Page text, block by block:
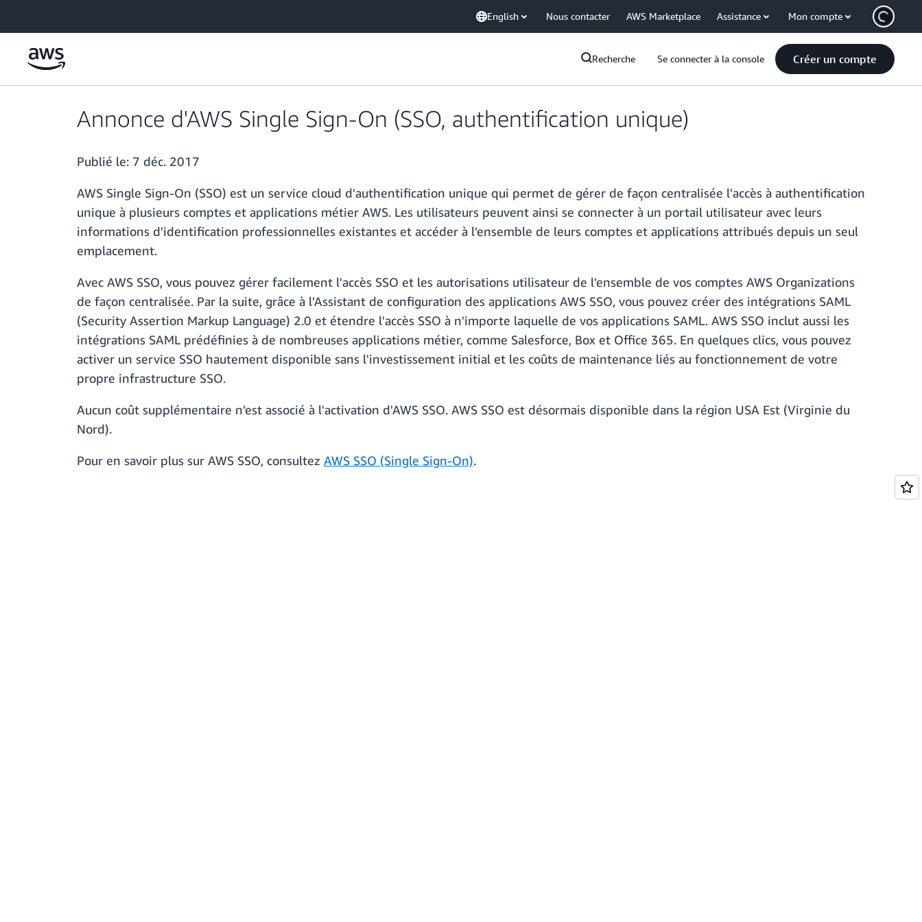
English Nous contacter AWS Marketplace Assistance Mon compte
Recherche Se connecter à la console Créer un compte
Annonce d'AWS Single Sign-On (SSO, authentification unique)
Publié le: 7 déc. 2017
AWS Single Sign-On (SSO) est un service cloud d'authentification unique qui permet de gérer de façon centralisée l'accès à authentification
unique à plusieurs comptes et applications métier AWS. Les utilisateurs peuvent ainsi se connecter à un portail utilisateur avec leurs
informations d'identification professionnelles existantes et accéder à l'ensemble de leurs comptes et applications attribués depuis un seul
emplacement.
Avec AWS SSO, vous pouvez gérer facilement l'accès SSO et les autorisations utilisateur de l'ensemble de vos comptes AWS Organizations
de façon centralisée. Par la suite, grâce à l'Assistant de configuration des applications AWS SSO, vous pouvez créer des intégrations SAML
(Security Assertion Markup Language) 2.0 et étendre l'accès SSO à n'importe laquelle de vos applications SAML. AWS SSO inclut aussi les
intégrations SAML prédéfinies à de nombreuses applications métier, comme Salesforce, Box et Office 365. En quelques clics, vous pouvez
activer un service SSO hautement disponible sans l'investissement initial et les coûts de maintenance liés au fonctionnement de votre
propre infrastructure SSO.
Aucun coût supplémentaire n'est associé à l'activation d'AWS SSO. AWS SSO est désormais disponible dans la région USA Est (Virginie du
Nord).
Pour en savoir plus sur AWS SSO, consultez AWS SSO (Single Sign-On).